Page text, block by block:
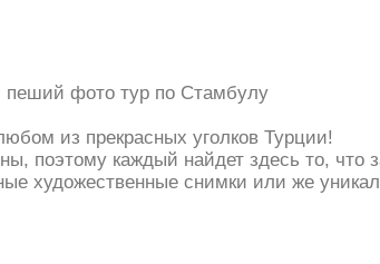
фото тур по Стамбулу
из прекрасных уголков Турции!
поэтому каждый найдет здесь то, что
художественные снимки или же